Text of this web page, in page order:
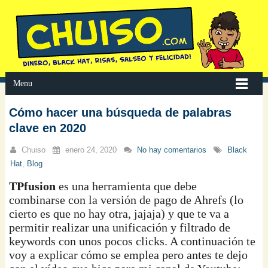
Menu
Cómo hacer una búsqueda de palabras
clave en 2020
Chuiso enero 24, 2020 No hay comentarios
Black
Hat, Blog
TPfusion es una herramienta que debe
combinarse con la versión de pago de Ahrefs (lo
cierto es que no hay otra, jajaja) y que te va a
permitir realizar una unificación y filtrado de
keywords con unos pocos clicks. A continuación te
voy a explicar cómo se emplea pero antes te dejo